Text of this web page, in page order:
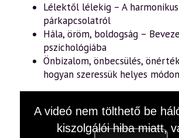
Lélektől lélekig – A harmonikus
párkapcsolatról
Hála, öröm, boldogság –
pszichológiába
Önbizalom, önbecsülés,
hogyan szeressük helyes
A videó nem tölthető be
kiszolgálói hiba miatt,